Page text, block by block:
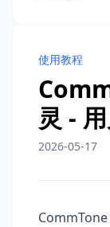
使用教程
灵 -
2026-05-17